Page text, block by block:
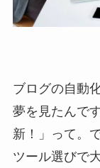
ブログの自動
夢を見たんで
新！」って。
ツール選びで